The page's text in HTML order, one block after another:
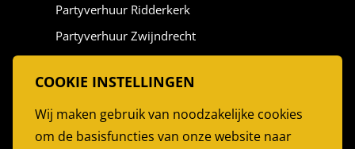
Partyverhuur Ridderkerk
Partyverhuur Zwijndrecht
Stoelen Huren
Partytent Huren
Feesttent huren
COOKIE INSTELLINGEN
Wij maken gebruik van noodzakelijke cookies
om de basisfuncties van onze website naar